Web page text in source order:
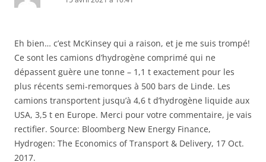
Eh bien… c’est McKinsey qui a raison, et je me suis trompé!
Ce sont les camions d’hydrogène comprimé qui ne
dépassent guère une tonne – 1,1 t exactement pour les
plus récents semi-remorques à 500 bars de Linde. Les
camions transportent jusqu’à 4,6 t d’hydrogène liquide aux
USA, 3,5 t en Europe. Merci pour votre commentaire, je vais
rectifier. Source: Bloomberg New Energy Finance,
Hydrogen: The Economics of Transport & Delivery, 17 Oct.
2017.